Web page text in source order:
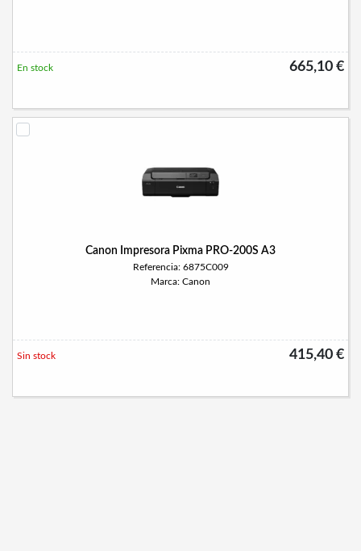
665,10 €
En stock
Canon Impresora Pixma PRO-200S A3
Referencia: 6875C009
Marca: Canon
415,40 €
Sin stock